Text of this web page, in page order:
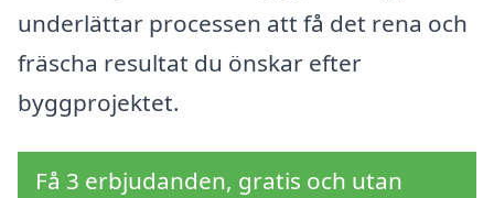
underlättar processen att få det rena och
fräscha resultat du önskar efter
byggprojektet.
Få 3 erbjudanden, gratis och utan